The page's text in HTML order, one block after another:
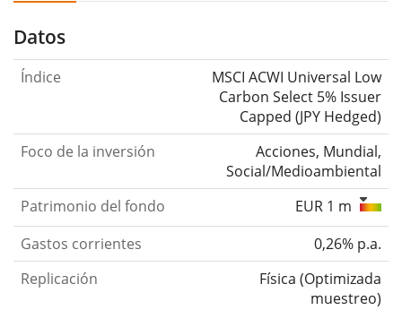
Datos
Índice
MSCI ACWI Universal Low
Carbon Select 5% Issuer
Capped (JPY Hedged)
Foco de la inversión
Acciones, Mundial,
Social/Medioambiental
Patrimonio del fondo
EUR 1 m
Gastos corrientes
0,26% p.a.
Replicación
Física (Optimizada
muestreo)